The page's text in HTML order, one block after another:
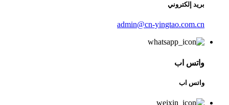
بريد إلكتروني
admin@cn-yingtao.com.cn
واتس اب
واتس اب